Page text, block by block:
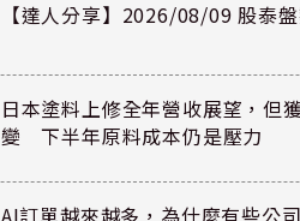
【達人分享】2026/08/09 股泰
日本塗料上修全年營收展望，但
變 下半年原料成本仍是壓力